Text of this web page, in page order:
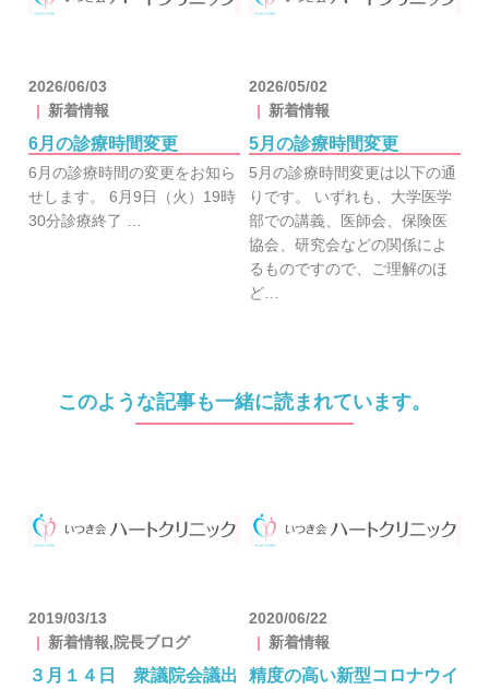
2026/06/03
新着情報
6月の診療時間変更
6月の診療時間の変更をお知ら
せします。 6月9日（火）19時
30分診療終了 …
2026/05/02
新着情報
5月の診療時間変更
5月の診療時間変更は以下の通
りです。 いずれも、大学医学
部での講義、医師会、保険医
協会、研究会などの関係によ
るものですので、ご理解のほ
ど…
このような記事も一緒に読まれています。
2019/03/13
新着情報,院長ブログ
３月１４日 衆議院会議出
2020/06/22
新着情報
精度の高い新型コロナウイ